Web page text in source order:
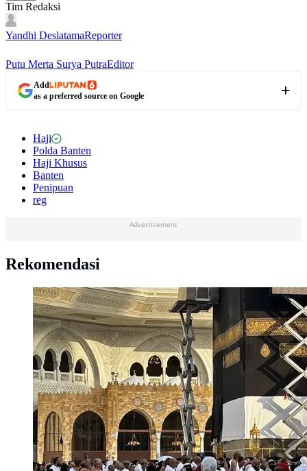
Tim Redaksi
Yandhi DeslatamaReporter
Putu Merta Surya PutraEditor
Add
as a preferred source on Google
Haji
Polda Banten
Haji Khusus
Banten
Penipuan
reg
Advertisement
Rekomendasi